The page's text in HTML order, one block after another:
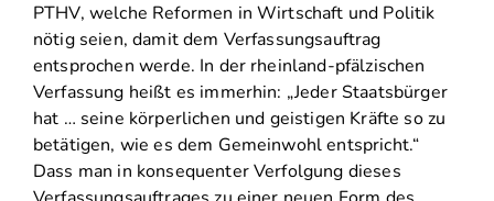
PTHV, welche Reformen in Wirtschaft und Politik
nötig seien, damit dem Verfassungsauftrag
entsprochen werde. In der rheinland-pfälzischen
Verfassung heißt es immerhin: „Jeder Staatsbürger
hat … seine körperlichen und geistigen Kräfte so zu
betätigen, wie es dem Gemeinwohl entspricht.“
Dass man in konsequenter Verfolgung dieses